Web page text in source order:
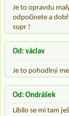
Je to opravdu
odpočinete a
supr !
Od: václav
Je to pohodlný
Od: Ondrášek
Líbilo se mi tam